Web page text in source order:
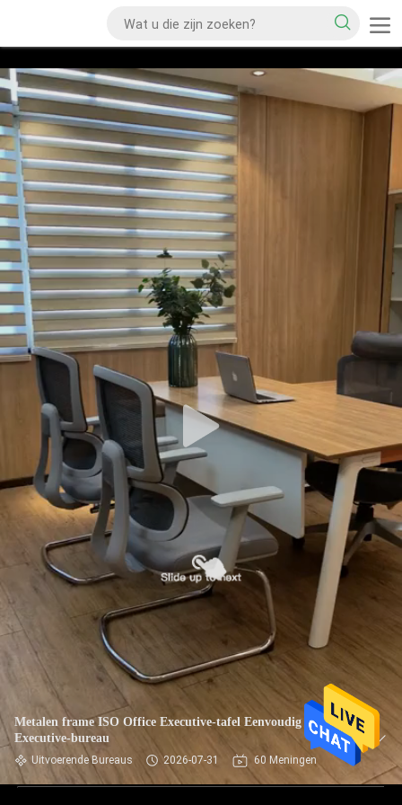
Metalen frame ISO Office Executive-tafel Eenvoudig laag wit
Executive-bureau
Uitvoerende Bureaus 2026-07-31 60 Meningen